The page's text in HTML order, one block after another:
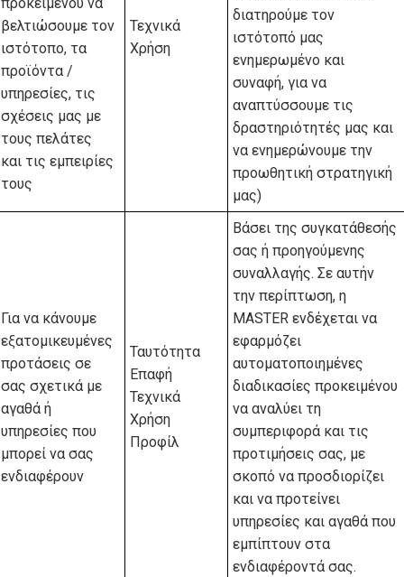
βελτιώσουμε τον
ιστότοπο, τα
προϊόντα /
υπηρεσίες, τις
σχέσεις μας με
τους πελάτες
και τις εμπειρίες
τους
Τεχνικά
Χρήση
διατηρούμε τον
ιστότοπό μας
ενημερωμένο και
συναφή, για να
αναπτύσσουμε τις
δραστηριότητές μας και
να ενημερώνουμε την
προωθητική στρατηγική
μας)
Για να κάνουμε
εξατομικευμένες
προτάσεις σε
σας σχετικά με
αγαθά ή
υπηρεσίες που
μπορεί να σας
ενδιαφέρουν
Ταυτότητα
Επαφή
Τεχνικά
Χρήση
Προφίλ
Βάσει της συγκατάθεσής
σας ή προηγούμενης
συναλλαγής. Σε αυτήν
την περίπτωση, η
MASTER ενδέχεται να
εφαρμόζει
αυτοματοποιημένες
διαδικασίες προκειμένου
να αναλύει τη
συμπεριφορά και τις
προτιμήσεις σας, με
σκοπό να προσδιορίζει
και να προτείνει
υπηρεσίες και αγαθά που
εμπίπτουν στα
ενδιαφέροντά σας.